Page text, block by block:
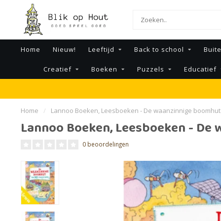
Home Nieuw! Leeftijd Back to school
Creatief Boeken Puzzels Educatief
Home / Lannoo Boeken, Leesboeken - De waanzinnige
Lannoo Boeken, Leesboeken -
0 beoordelingen